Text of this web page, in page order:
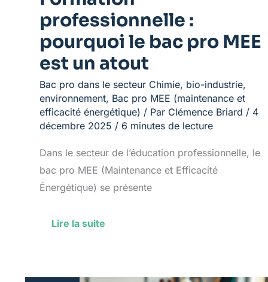
professionnelle :
pourquoi le bac pro MEE
est un atout
Bac pro dans le secteur Chimie, bio-industrie,
environnement, Bac pro MEE (maintenance et
efficacité énergétique) / Par Clémence Briard / 4
décembre 2025 / 6 minutes de lecture
Dans le secteur de l’éducation professionnelle, le
bac pro MEE (Maintenance et Efficacité
Énergétique) se présente
Lire la suite